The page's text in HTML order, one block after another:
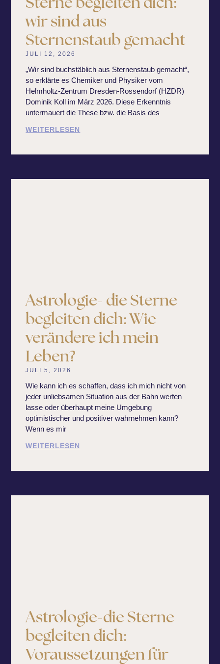
Sterne begleiten dich:
wir sind aus
Sternenstaub gemacht
JULI 12, 2026
„Wir sind buchstäblich aus Sternenstaub gemacht“,
so erklärte es Chemiker und Physiker vom
Helmholtz-Zentrum Dresden-Rossendorf (HZDR)
Dominik Koll im März 2026. Diese Erkenntnis
untermauert die These bzw. die Basis des
WEITERLESEN
Astrologie- die Sterne
begleiten dich: Wie
verändere ich mein
Leben?
JULI 5, 2026
Wie kann ich es schaffen, dass ich mich nicht von
jeder unliebsamen Situation aus der Bahn werfen
lasse oder überhaupt meine Umgebung
optimistischer und positiver wahrnehmen kann?
Wenn es mir
WEITERLESEN
Astrologie-die Sterne
begleiten dich:
Voraussetzungen für